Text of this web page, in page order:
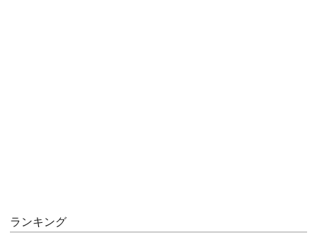
ランキング